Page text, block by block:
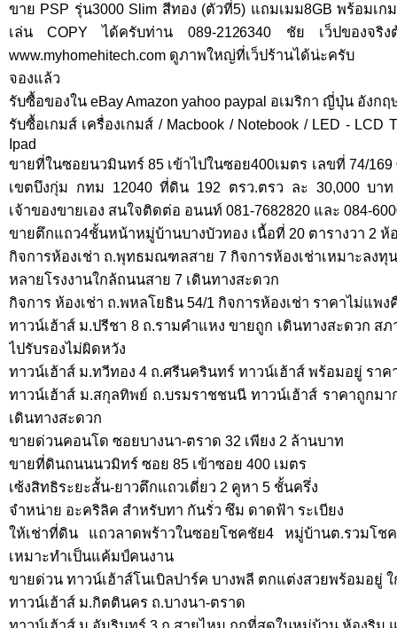
ขาย PSP รุ่น3000 Slim สีทอง (ตัวที่5) แถมเมม8GB พร้อมเ
เล่น COPY ได้ครับท่าน 089-2126340 ชัย เว็ปของจริง
www.myhomehitech.com ดูภาพใหญ่ที่เว็ปร้านได้น่ะครับ
จองแล้ว
รับซื้อของใน eBay Amazon yahoo paypal อเมริกา ญี่ปุ่น อังก
รับซื้อเกมส์ เครื่องเกมส์ / Macbook / Notebook / LED - LCD
Ipad
ขายที่ในซอยนวมินทร์ 85 เข้าไปในซอย400เมตร เลขที่ 74/
เขตบึงกุ่ม กทม 12040 ที่ดิน 192 ตรว.ตรว ละ 30,000 บา
เจ้าของขายเอง สนใจติดต่อ อนนท์ 081-7682820 และ 084-
ขายตึกแถว4ชั้นหน้าหมู่บ้านบางบัวทอง เนื้อที่ 20 ตารางวา 2 ห้
กิจการห้องเช่า ถ.พุทธมณฑลสาย 7 กิจการห้องเช่าเหมาะลงทุ
หลายโรงงานใกล้ถนนสาย 7 เดินทางสะดวก
กิจการ ห้องเช่า ถ.พหลโยธิน 54/1 กิจการห้องเช่า ราคาไม่แพ
ทาวน์เฮ้าส์ ม.ปรีชา 8 ถ.รามคำแหง ขายถูก เดินทางสะดวก ส
ไปรับรองไม่ผิดหวัง
ทาวน์เฮ้าส์ ม.ทวีทอง 4 ถ.ศรีนครินทร์ ทาวน์เฮ้าส์ พร้อมอยู่ ราค
ทาวน์เฮ้าส์ ม.สกุลทิพย์ ถ.บรมราชชนนี ทาวน์เฮ้าส์ ราคาถูกม
เดินทางสะดวก
ขายด่วนคอนโด ซอยบางนา-ตราด 32 เพียง 2 ล้านบาท
ขายที่ดินถนนนวมิทร์ ซอย 85 เข้าซอย 400 เมตร
เซ้งสิทธิระยะสั้น-ยาวตึกแถวเดี่ยว 2 คูหา 5 ชั้นครึ่ง
จำหน่าย อะคริลิค สำหรับทา กันรั่ว ซึม ดาดฟ้า ระเบียง
ให้เช่าที่ดิน แถวลาดพร้าวในซอยโชคชัย4 หมู่บ้านต.รวมโ
เหมาะทำเป็นแค้มป์คนงาน
ขายด่วน ทาวน์เฮ้าส์โนเบิลปาร์ค บางพลี ตกแต่งสวยพร้อมอยู่
ทาวน์เฮ้าส์ ม.กิตตินคร ถ.บางนา-ตราด